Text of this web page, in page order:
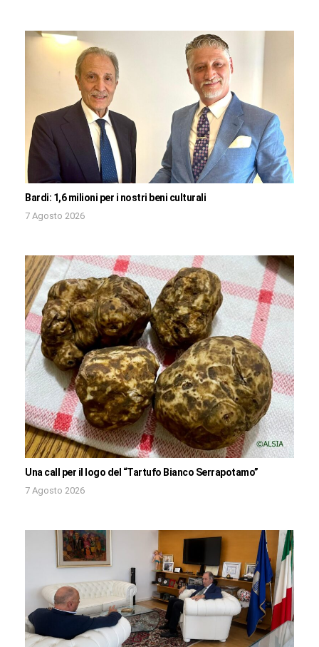
Bardi: 1,6 milioni per i nostri beni culturali
7 Agosto 2026
Una call per il logo del “Tartufo Bianco Serrapotamo”
7 Agosto 2026